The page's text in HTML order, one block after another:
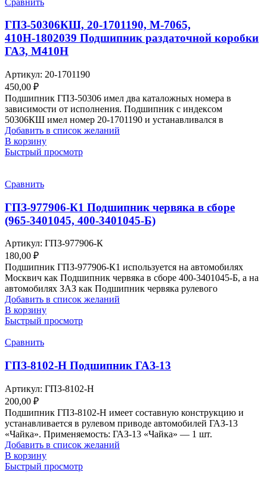
ГПЗ-50306КШ, 20-1701190, М-7065,
410Н-1802039 Подшипник раздаточной коробки
ГАЗ, М410Н
Артикул: 20-1701190
450,00 ₽
Подшипник ГПЗ-50306 имел два каталожных номера в
зависимости от исполнения. Подшипник с индексом
50306КШ имел номер 20-1701190 и устанавливался в
Добавить в список желаний
В корзину
Быстрый просмотр
Сравнить
ГПЗ-977906-К1 Подшипник червяка в сборе
(965-3401045, 400-3401045-Б)
Артикул: ГПЗ-977906-К
180,00 ₽
Подшипник ГПЗ-977906-К1 используется на автомобилях
Москвич как Подшипник червяка в сборе 400-3401045-Б, а на
автомобилях ЗАЗ как Подшипник червяка рулевого
Добавить в список желаний
В корзину
Быстрый просмотр
Сравнить
ГПЗ-8102-Н Подшипник ГАЗ-13
Артикул: ГПЗ-8102-Н
200,00 ₽
Подшипник ГПЗ-8102-Н имеет составную конструкцию и
устанавливается в рулевом приводе автомобилей ГАЗ-13
«Чайка». Применяемость: ГАЗ-13 «Чайка» — 1 шт.
Добавить в список желаний
В корзину
Быстрый просмотр